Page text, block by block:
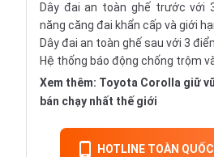
Dây đai an toàn ghế trước với
năng căng đai khẩn cấp và giới
Dây đai an toàn ghế sau với 3
Hệ thống báo động chống trộm
Xem thêm: Toyota Corolla giữ
bán chạy nhất thế giới
HOTLINE TOÀN